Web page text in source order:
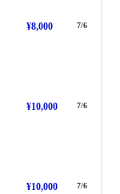
らぎあくるす
¥8,000 7/6
じんおうが¥10,000 7/6
りおん¥10,000 7/6